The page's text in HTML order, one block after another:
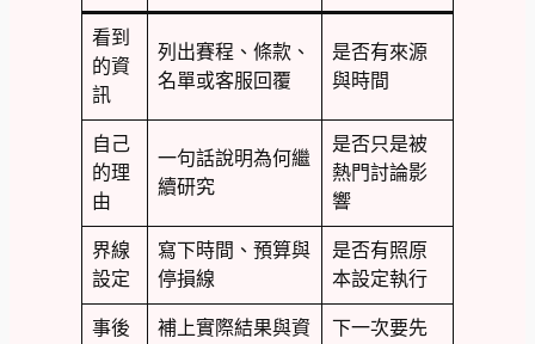
看到
的資
訊
列出賽程、條款、
名單或客服回覆
是否有來源
與時間
自己
的理
由
一句話說明為何繼
續研究
是否只是被
熱門討論影
響
界線
設定
寫下時間、預算與
停損線
是否有照原
本設定執行
事後
補上實際結果與資
下一次要先